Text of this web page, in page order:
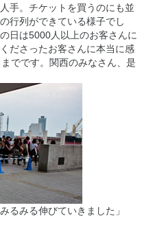
手。チケットを買うのにも並
行列ができている様子でし
日は5000人以上のお客さんに
ださったお客さんに本当に感
でです。関西のみなさん、是
るみる伸びていきました」